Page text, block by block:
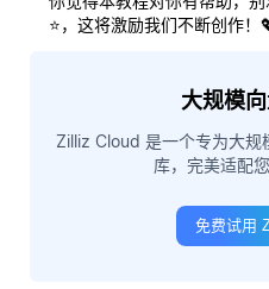
⭐，这将激励我们不断创作！
大规模
Zilliz Cloud 是一个专为大规
库，完美适配
免费试用